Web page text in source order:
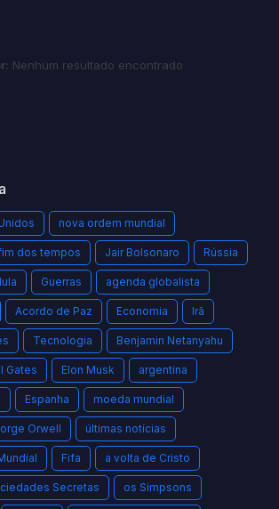
Nenhum resultado encontrado
nova ordem mundial
dos tempos Jair Bolsonaro Rússia
lula Guerras agenda globalista
Acordo de Paz Economia Irã
Tecnologia Benjamin Netanyahu
Gates Elon Musk argentina
Espanha moeda mundial
Orwell últimas notícias
Fifa a volta de Cristo
Secretas os Simpsons